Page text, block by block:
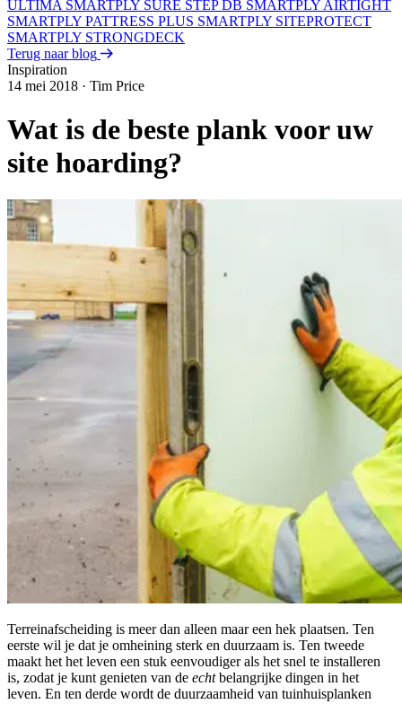
ULTIMA SMARTPLY SURE STEP DB SMARTPLY AIRTIGHT
SMARTPLY PATTRESS PLUS SMARTPLY SITEPROTECT
SMARTPLY STRONGDECK
Terug naar blog
Inspiration
14 mei 2018 · Tim Price
Wat is de beste plank voor uw
site hoarding?
Terreinafscheiding is meer dan alleen maar een hek plaatsen. Ten
eerste wil je dat je omheining sterk en duurzaam is. Ten tweede
maakt het het leven een stuk eenvoudiger als het snel te installeren
is, zodat je kunt genieten van de echtbelangrijke dingen in het
leven. En ten derde wordt de duurzaamheid van tuinhuisplanken